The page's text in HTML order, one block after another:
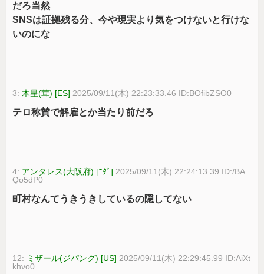
だろ当然
SNSは証拠残る分、今や現実より気をつけないと行けな
いのにな
3: 木星(茸) [ES] 2025/09/11(木) 22:23:33.46 ID:BOfibZSO0
テロ称賛で解雇とか当たり前だろ
4: アンタレス(大阪府) [ﾆﾀﾞ] 2025/09/11(木) 22:24:13.39 ID:/BA
Qo5dP0
町村なんてうきうきしているの隠してない
12: ミザール(ジパング) [US] 2025/09/11(木) 22:29:45.99 ID:AiXt
khvo0